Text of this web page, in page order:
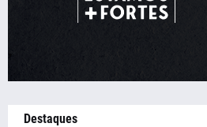
Destaques